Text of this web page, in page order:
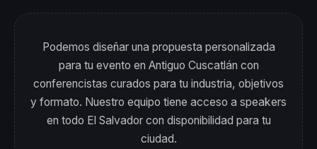
Podemos diseñar una propuesta personalizada
para tu evento en Antiguo Cuscatlán con
conferencistas curados para tu industria, objetivos
y formato. Nuestro equipo tiene acceso a speakers
en todo El Salvador con disponibilidad para tu
ciudad.